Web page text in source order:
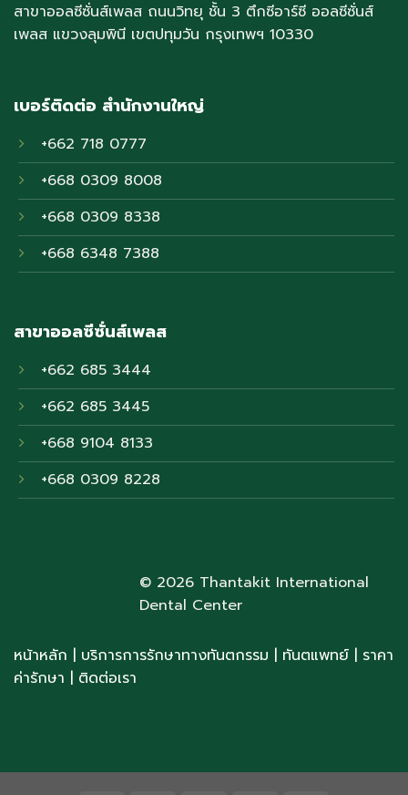
สาขาออลซีซั่นส์เพลส ถนนวิทยุ ชั้น 3 ตึกซีอาร์ซี ออลซีซั่นส์
เพลส แขวงลุมพินี เขตปทุมวัน กรุงเทพฯ 10330
เบอร์ติดต่อ สำนักงานใหญ่
+662 718 0777
+668 0309 8008
+668 0309 8338
+668 6348 7388
สาขาออลซีซั่นส์เพลส
+662 685 3444
+662 685 3445
+668 9104 8133
+668 0309 8228
© 2026 Thantakit International
Dental Center
หน้าหลัก บริการการรักษาทางทันตกรรม ทันตแพทย์
| ราคา
ค่ารักษา
ติดต่อเรา